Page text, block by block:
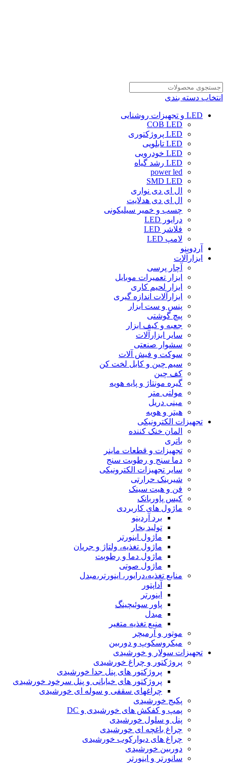
انتخاب دسته بندی
LED و تجهیزات روشنایی
COB LED
LED پروژکتوری
LED تابلویی
LED خودرویی
LED رشد گیاه
power led
SMD LED
ال ای دی نواری
ال ای دی هدلایت
چسب و خمیر سیلیکونی
درایور LED
فلاشر LED
لامپ LED
آردوینو
ابزارآلات
آچار پرسی
ابزار تعمیرات موبایل
ابزار لحیم کاری
ابزارآلات اندازه گیری
پنس و ست ابزار
پیچ گوشتی
جعبه و کیف ابزار
سایر ابزارآلات
سشوار صنعتی
سوکت و فیش آلات
سیم چین و کابل لخت کن
کف چین
گیره مونتاژ و پایه هویه
مولتی متر
مینی دریل
هیتر و هویه
تجهیزات الکترونیکی
المان خنک کننده
باتری
تجهیزات و قطعات ماینر
دما سنج و رطوبت سنج
سایر تجهیزات الکترونیکی
شیرینک حرارتی
فن و هیت سینک
کیس پاوربانک
ماژول های کاربردی
برد آردینو
تولید بخار
ماژول اینورتر
ماژول تغذیه، ولتاژ و جریان
ماژول دما و رطوبت
ماژول صوتی
منابع تغذیه،درایور، اینورتر،مبدل
آداپتور
اینورتر
پاور سوئیچینگ
مبدل
منبع تغذیه متغیر
موتور و آرمیچر
میکروسکوپ و دوربین
تجهیزات سولار و خورشیدی
پروژکتور و چراغ خورشیدی
پروژکتور های پنل جدا خورشیدی
پروژکتور های خیابانی و پنل سرخود خورشیدی
چراغهای سقفی و سوله ای خورشیدی
پکیج خورشیدی
پمپ و کفکش های خورشیدی و DC
پنل و سلول خورشیدی
چراغ باغچه ای خورشیدی
چراغ های دیوارکوب خورشیدی
دوربین خورشیدی
سانورتر و اینورتر